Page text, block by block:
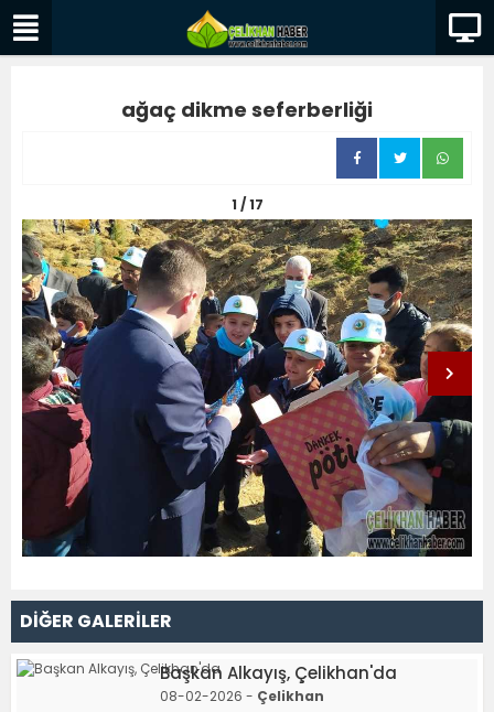
ağaç dikme seferberliği
1 / 17
DİĞER GALERİLER
Başkan Alkayış, Çelikhan'da
08-02-2026 - Çelikhan